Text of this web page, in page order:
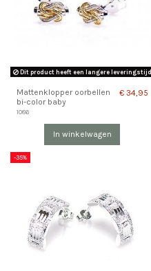
Dit product heeft een langere leveringstijd
Mattenklopper oorbellen
bi-color baby
1086
€ 34,95
In winkelwagen
-35%